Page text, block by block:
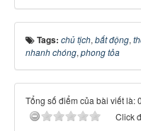
Tags: chủ tịch, bất động,
nhanh chóng, phong tỏa
Tổng số điểm của bài viết là:
Click